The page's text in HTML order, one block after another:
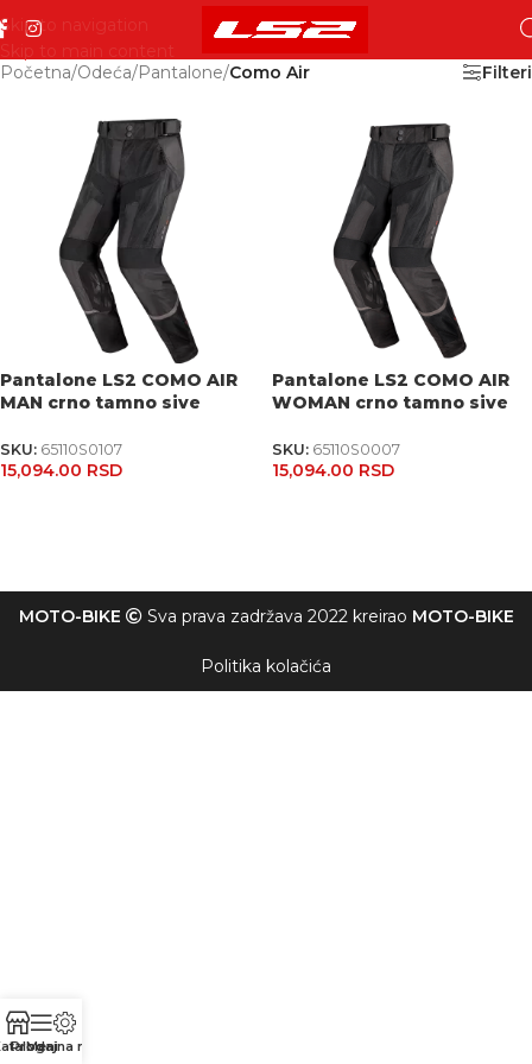
Skip to navigation
Skip to main content
Početna/Odeća/Pantalone/Como Air Filteri
Pantalone LS2 COMO AIR
MAN crno tamno sive
SKU: 65110S0107
15,094.00 RSD
Pantalone LS2 COMO AIR
WOMAN crno tamno sive
SKU: 65110S0007
15,094.00 RSD
MOTO-BIKE Sva prava zadržava 2022 kreirao MOTO-BIKE
Politika kolačića
Meni
Prodajna mesta